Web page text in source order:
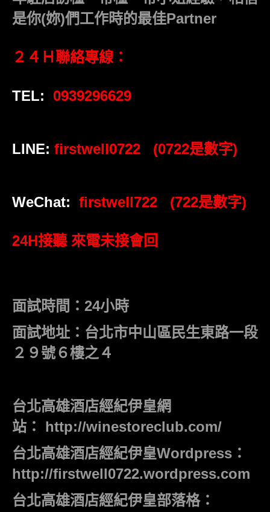
是你(妳)們工作時的最佳Partner
２４Ｈ聯絡專線：
TEL: 0939296629
LINE: firstwell0722 (0722是數字)
WeChat: firstwell722 (722是數字)
24H接聽 來電未接會回
面試時間：24小時
面試地址：台北市中山區民生東路一段
２９號６樓之４
台北高雄酒店經紀伊皇網
站： http://winestoreclub.com/
台北高雄酒店經紀伊皇Wordpress：
http://firstwell0722.wordpress.com
台北高雄酒店經紀伊皇部落格：